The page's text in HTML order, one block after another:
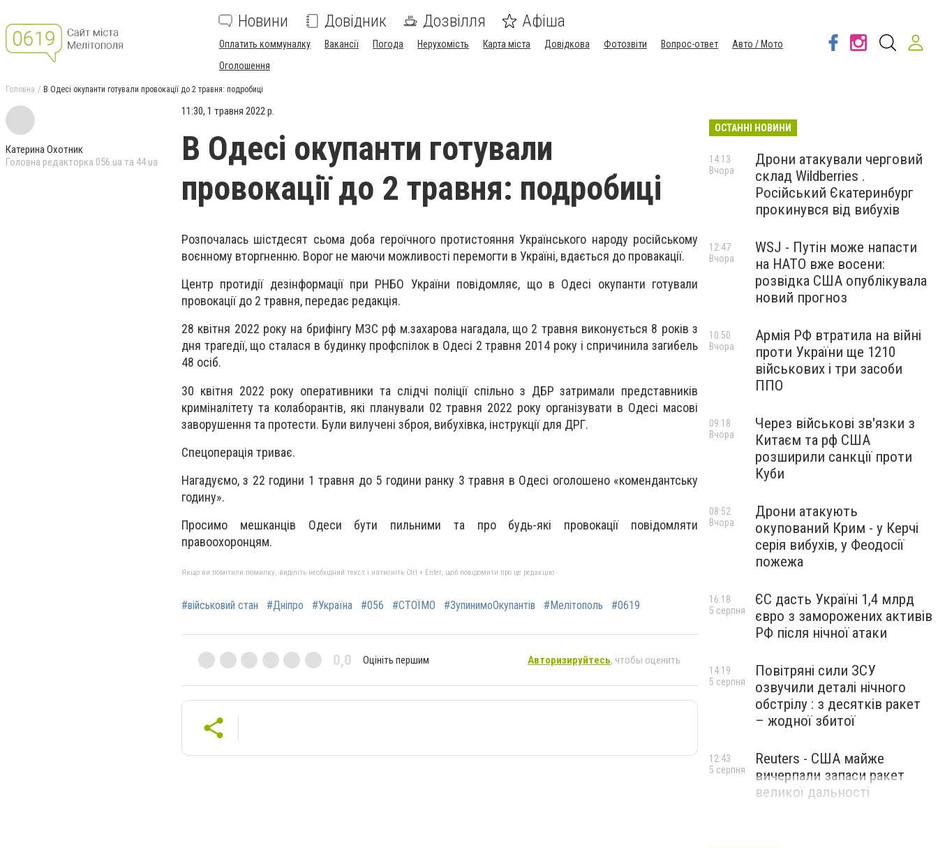
Новини Довідник Дозвілля Афіша
Оплатить коммуналку Вакансії Погода Нерухомість Карта міста Довідкова Фотозвіти Вопрос-ответ
Авто / Мото
Оголошення
Головна В Одесі окупанти готували провокації до 2 травня: подробиці
Катерина Охотник
Головна редакторка 056.ua та 44.ua
11:30, 1 травня 2022 р.
В Одесі окупанти готували
провокації до 2 травня: подробиці
Розпочалась шістдесят сьома доба героїчного протистояння Українського народу російському
воєнному вторгненню. Ворог не маючи можливості перемогти в Україні, вдається до провакації.
Центр протидії дезінформації при РНБО України повідомляє, що в Одесі окупанти готували
провокації до 2 травня, передає редакція.
28 квітня 2022 року на брифінгу МЗС рф м.захарова нагадала, що 2 травня виконується 8 років з
дня трагедії, що сталася в будинку профспілок в Одесі 2 травня 2014 року і спричинила загибель
48 осіб.
30 квітня 2022 року оперативники та слідчі поліції спільно з ДБР затримали представників
криміналітету та колаборантів, які планували 02 травня 2022 року організувати в Одесі масові
заворушення та протести. Були вилучені зброя, вибухівка, інструкції для ДРГ.
Спецоперація триває.
Нагадуємо, з 22 години 1 травня до 5 години ранку 3 травня в Одесі оголошено «комендантську
годину».
Просимо мешканців Одеси бути пильними та про будь-які провокації повідомляти
правоохоронцям.
Якщо ви помітили помилку, виділіть необхідний текст і натисніть Ctrl + Enter, щоб повідомити про це редакцію
#військовий стан #Дніпро #Україна #056 #СТОЇМО #ЗупинимоОкупантів #Мелітополь #0619
0,0 Оцініть першим Авторизируйтесь, чтобы оценить
ОСТАННІ НОВИНИ
Дрони атакували черговий
склад Wildberries .
Російський Єкатеринбург
прокинувся від вибухів
14:13
Вчора
WSJ - Путін може напасти
на НАТО вже восени:
розвідка США опублікувала
новий прогноз
12:47
Вчора
Армія РФ втратила на війні
проти України ще 1210
військових і три засоби
ППО
10:50
Вчора
Через військові зв'язки з
Китаєм та рф США
розширили санкції проти
Куби
09:18
Вчора
Дрони атакують
окупований Крим - у Керчі
серія вибухів, у Феодосії
пожежа
08:52
Вчора
ЄС дасть Україні 1,4 млрд
євро з заморожених активів
РФ після нічної атаки
16:18
5 серпня
Повітряні сили ЗСУ
озвучили деталі нічного
обстрілу : з десятків ракет
– жодної збитої
14:19
5 серпня
Reuters - США майже
вичерпали запаси ракет
великої дальності
12:43
5 серпня